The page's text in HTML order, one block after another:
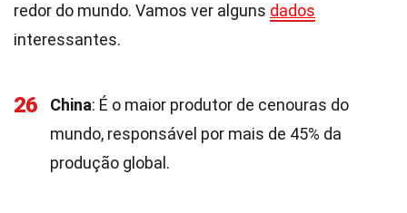
redor do mundo. Vamos ver alguns dados
interessantes.
26 China: É o maior produtor de cenouras do
mundo, responsável por mais de 45% da
produção global.